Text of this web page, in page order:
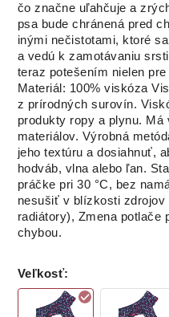
čo značne uľahčuje a
psa bude chránená pred
inými nečistotami, ktoré
a vedú k zamotávaniu
teraz potešením nielen
Materiál: 100% viskóza
z prírodných surovín.
produkty ropy a plynu. Má
materiálov. Výrobná
jeho textúru a dosiahnuť,
hodváb, vlna alebo ľan.
práčke pri 30 °C, bez
nesušiť v blízkosti zdrojov
radiátory), Zmena potlače
chybou.
Veľkosť: